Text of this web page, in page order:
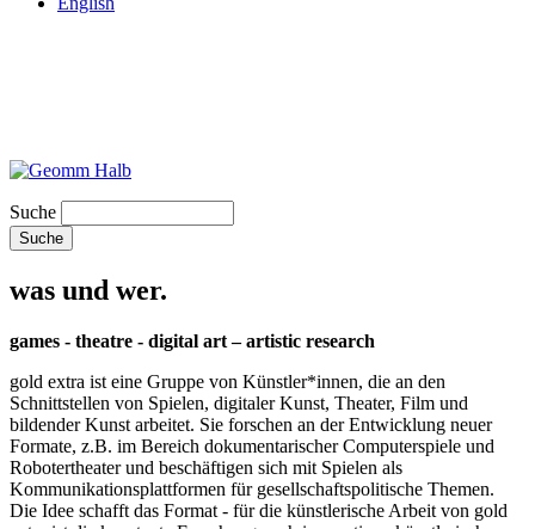
Suche
was und wer.
games - theatre - digital art – artistic research
gold extra ist eine Gruppe von Künstler*innen, die an den
Schnittstellen von Spielen, digitaler Kunst, Theater, Film und
bildender Kunst arbeitet. Sie forschen an der Entwicklung neuer
Formate, z.B. im Bereich dokumentarischer Computerspiele und
Robotertheater und beschäftigen sich mit Spielen als
Kommunikationsplattformen für gesellschaftspolitische Themen.
Die Idee schafft das Format - für die künstlerische Arbeit von gold